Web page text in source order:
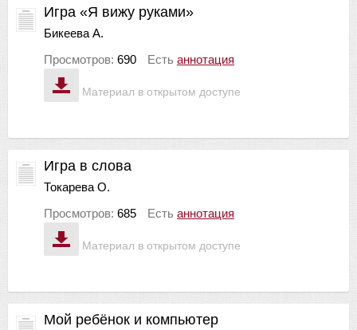
Материал в открытом доступе
Игра «Я вижу руками»
Бикеева А.
Просмотров: 690 Есть аннотация
Материал в открытом доступе
Игра в слова
Токарева О.
Просмотров: 685 Есть аннотация
Мой ребёнок и компьютер